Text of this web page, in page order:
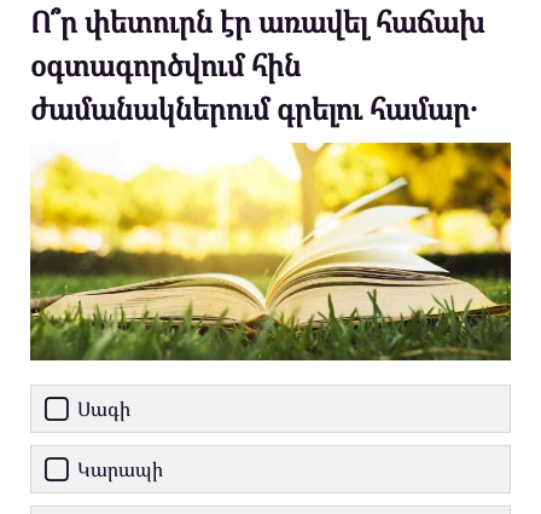
Ո՞ր փետուրն էր առավել հաճախ
օգտագործվում հին
ժամանակներում գրելու համար․
Սագի
Կարապի